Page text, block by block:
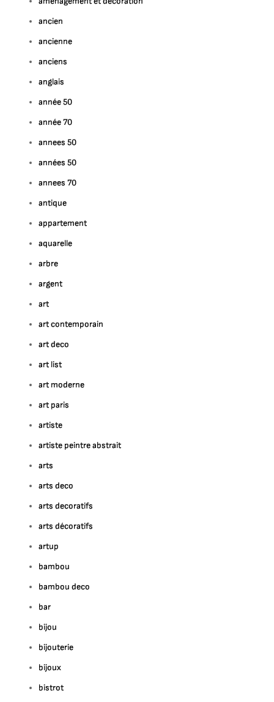
ancien
ancienne
anciens
anglais
année 50
année 70
annees 50
années 50
annees 70
antique
appartement
aquarelle
arbre
argent
art
art contemporain
art deco
art list
art moderne
art paris
artiste
artiste peintre abstrait
arts
arts deco
arts decoratifs
arts décoratifs
artup
bambou
bambou deco
bar
bijou
bijouterie
bijoux
bistrot